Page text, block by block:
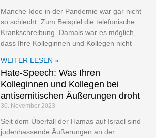
Manche Idee in der Pandemie war gar nicht
so schlecht. Zum Beispiel die telefonische
Krankschreibung. Damals war es möglich,
dass Ihre Kolleginnen und Kollegen nicht
WEITER LESEN »
Hate-Speech: Was Ihren
Kolleginnen und Kollegen bei
antisemitischen Äußerungen droht
30. November 2023
Seit dem Überfall der Hamas auf Israel sind
judenhassende Äußerungen an der